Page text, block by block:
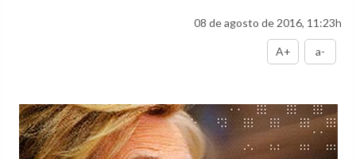
08 de agosto de 2016, 11:23h
A+ a-